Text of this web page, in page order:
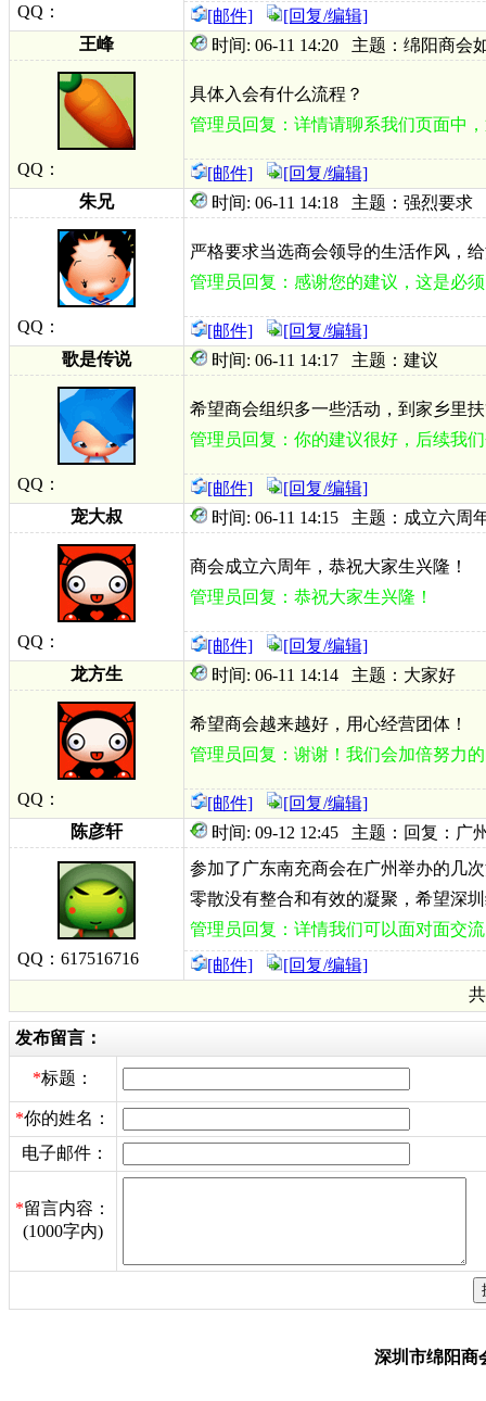
QQ： [邮件]
[回复/编辑]
王峰
时间: 06-11 14:20 主题：绵阳商会
QQ：
具体入会有什么流程？
管理员回复：详情请聊系我们页面中
[邮件]
[回复/编辑]
朱兄
时间: 06-11 14:18 主题：强烈要求
QQ：
严格要求当选商会领导的生活作风，
管理员回复：感谢您的建议，这是必
[邮件]
[回复/编辑]
歌是传说
时间: 06-11 14:17 主题：建议
QQ：
希望商会组织多一些活动，到家乡里
管理员回复：你的建议很好，后续我
[邮件]
[回复/编辑]
宠大叔
时间: 06-11 14:15 主题：成立六周
QQ：
商会成立六周年，恭祝大家生兴隆！
管理员回复：恭祝大家生兴隆！
[邮件]
[回复/编辑]
龙方生
时间: 06-11 14:14 主题：大家好
QQ：
希望商会越来越好，用心经营团体！
管理员回复：谢谢！我们会加倍努力
[邮件]
[回复/编辑]
陈彦轩
时间: 09-12 12:45 主题：回复：广
QQ：617516716
参加了广东南充商会在广州举办的几
零散没有整合和有效的凝聚，希望深
管理员回复：详情我们可以面对面交
[邮件]
[回复/编辑]
发布留言：
*标题：
*你的姓名：
电子邮件：
*留言内容：
(1000字内)
深圳市绵阳商